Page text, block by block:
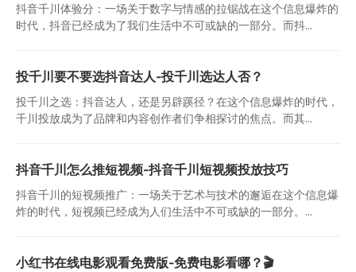
抖音千川体验分：一场关于数字与情感的拉锯战在这个信息爆炸的
时代，抖音已经成为了我们生活中不可或缺的一部分。而抖...
投千川要不要选抖音达人-投千川选达人否？
投千川之选：抖音达人，还是另辟蹊径？在这个信息爆炸的时代，
千川投放成为了品牌和内容创作者们争相探讨的焦点。而其...
抖音千川怎么推短视频-抖音千川短视频投放技巧
抖音千川的短视频推广：一场关于艺术与技术的邂逅在这个信息爆
炸的时代，短视频已经成为人们生活中不可或缺的一部分。...
小红书在线电影观看免费版-免费电影看哪？🎬